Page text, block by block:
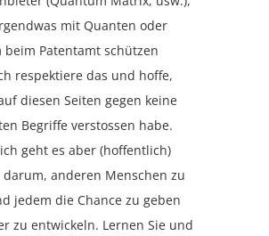
mit Quanten oder
beim Patentamt schützen
respektiere das und hoffe,
diesen Seiten gegen keine
Begriffe verstossen habe.
geht es aber (hoffentlich)
anderen Menschen zu
jedem die Chance zu geben
zu entwickeln. Lernen Sie und